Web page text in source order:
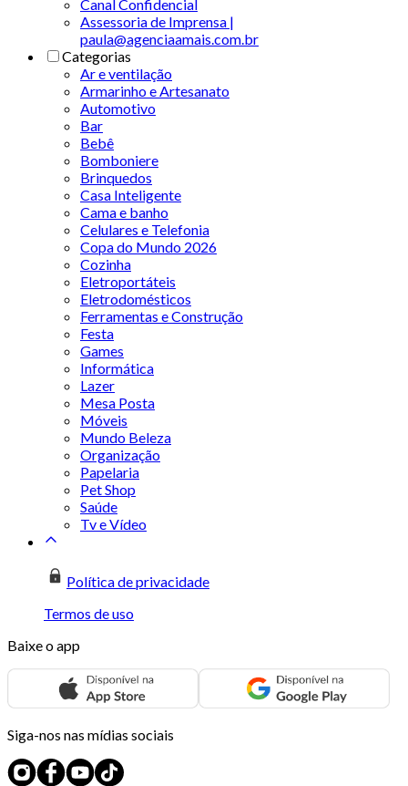
Canal Confidencial
Assessoria de Imprensa |
paula@agenciaamais.com.br
Categorias
Ar e ventilação
Armarinho e Artesanato
Automotivo
Bar
Bebê
Bomboniere
Brinquedos
Casa Inteligente
Cama e banho
Celulares e Telefonia
Copa do Mundo 2026
Cozinha
Eletroportáteis
Eletrodomésticos
Ferramentas e Construção
Festa
Games
Informática
Lazer
Mesa Posta
Móveis
Mundo Beleza
Organização
Papelaria
Pet Shop
Saúde
Tv e Vídeo
Política de privacidade
Termos de uso
Baixe o app
Siga-nos nas mídias sociais